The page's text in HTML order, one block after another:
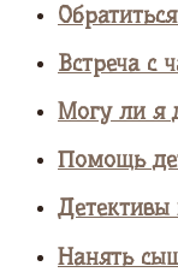
Встреча с
Могу ли я
Помощь
Нанять